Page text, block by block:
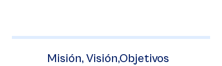
Ventajas de ser IB.